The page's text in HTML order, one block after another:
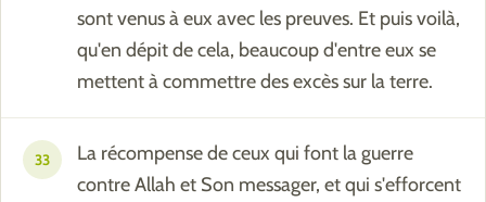
sont venus à eux avec les preuves. Et puis voilà,
qu'en dépit de cela, beaucoup d'entre eux se
mettent à commettre des excès sur la terre.
33
La récompense de ceux qui font la guerre
contre Allah et Son messager, et qui s'efforcent